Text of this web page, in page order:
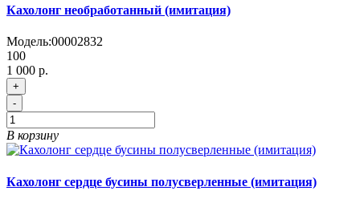
Кахолонг необработанный (имитация)
Модель:00002832
100
1 000 р.
+
-
В корзину
Кахолонг сердце бусины полусверленные (имитация)